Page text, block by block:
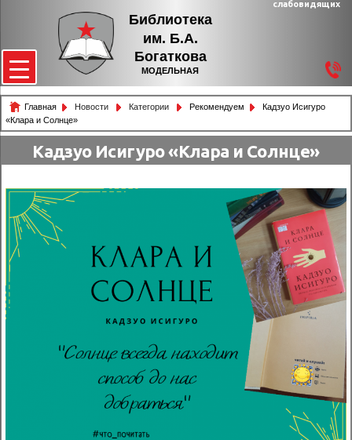
Библиотека
им. Б.А.
Богаткова
МОДЕЛЬНАЯ
слабовидящих
Главная Новости Категории Рекомендуем
Кадзуо Исигуро
«Клара и Солнце»
Кадзуо Исигуро «Клара и Солнце»